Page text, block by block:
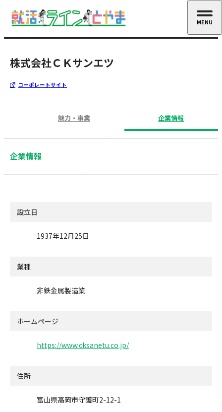
株式会社ＣＫサンエツ
コーポレートサイト
魅力・事業 企業情報
企業情報
設立日
1937年12月25日
業種
非鉄金属製造業
ホームページ
https://www.cksanetu.co.jp/
住所
富山県高岡市守護町2-12-1
MENU